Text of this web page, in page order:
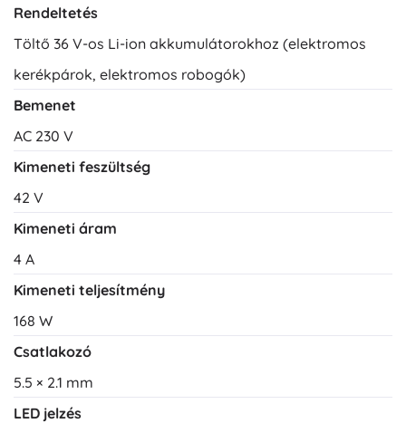
Rendeltetés
Töltő 36 V-os Li-ion akkumulátorokhoz (elektromos
kerékpárok, elektromos robogók)
Bemenet
AC 230 V
Kimeneti feszültség
42 V
Kimeneti áram
4 A
Kimeneti teljesítmény
168 W
Csatlakozó
5.5 × 2.1 mm
LED jelzés